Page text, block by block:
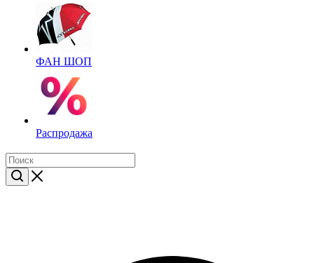
ФАН ШОП
Распродажа